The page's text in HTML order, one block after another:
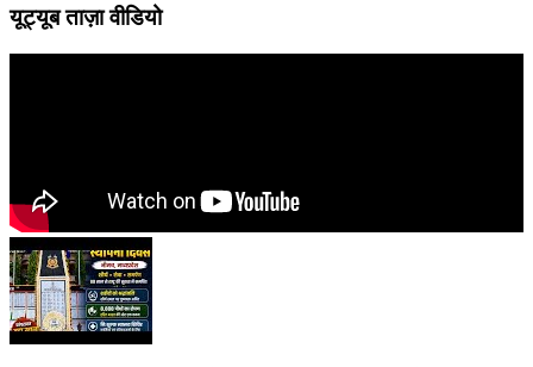
यूट्यूब ताज़ा वीडियो